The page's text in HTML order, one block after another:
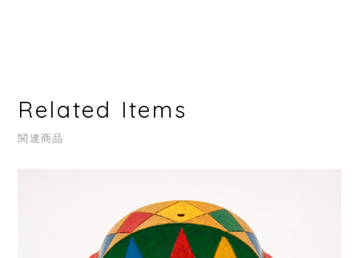
Related Items
関連商品